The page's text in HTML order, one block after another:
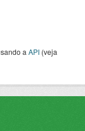
a API (veja